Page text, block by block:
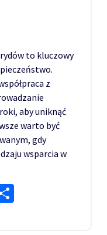
to kluczowy
z
aby uniknąć
warto być
gdy
wsparcia w